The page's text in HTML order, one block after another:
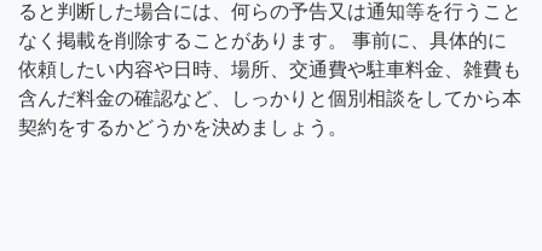
ると判断した場合には、何らの予告又は通知等を行うこと
なく掲載を削除することがあります。 事前に、具体的に
依頼したい内容や日時、場所、交通費や駐車料金、雑費も
含んだ料金の確認など、しっかりと個別相談をしてから本
契約をするかどうかを決めましょう。